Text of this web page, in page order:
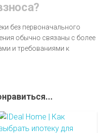
без первоначального
обычно связаны с более
и требованиями к